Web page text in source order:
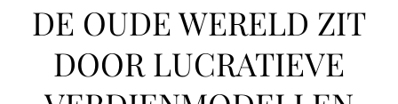
DE OUDE WERELD ZIT
DOOR LUCRATIEVE